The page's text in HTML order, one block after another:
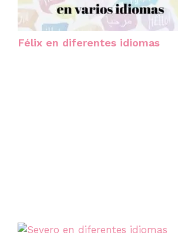
Félix en diferentes idiomas